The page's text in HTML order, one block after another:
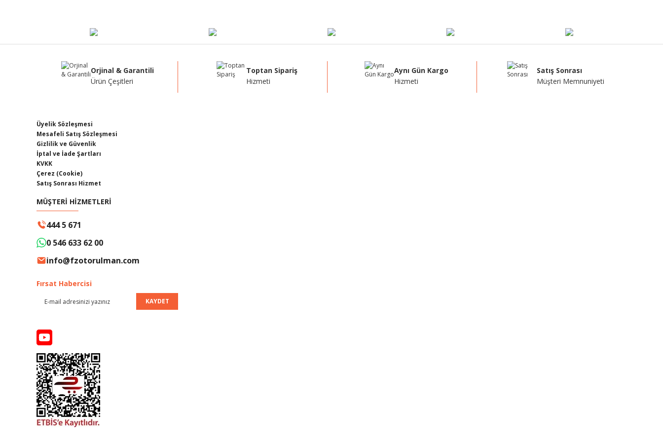
Ürün bilgilerinde hatalar bulunuyor.
Bu ürüne benzer farklı alternatifler olmalı.
Orjinal & Garantili
Ürün Çeşitleri
Toptan Sipariş
Hizmeti
Aynı Gün Kargo
Hizmeti
Satış Sonrası
Müşteri Memnuniyeti
Üyelik Sözleşmesi
Mesafeli Satış Sözleşmesi
Gizlilik ve Güvenlik
İptal ve İade Şartları
KVKK
Çerez (Cookie)
Satış Sonrası Hizmet
MÜŞTERİ HİZMETLERİ
444 5 671
0 546 633 62 00
info@fzotorulman.com
Fırsat Habercisi
KAYDET